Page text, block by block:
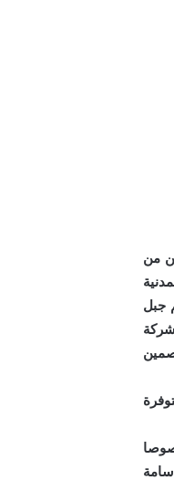
من
جبل
الشركة
سامة